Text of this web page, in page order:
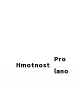
Hmotnost
Pro
lano